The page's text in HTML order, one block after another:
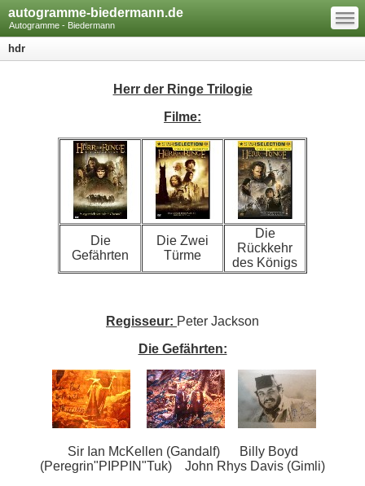
autogramme-biedermann.de
Autogramme - Biedermann
—
—
—
hdr
Herr der Ringe Trilogie
Filme:
Die
Gefährten
Die Zwei
Türme
Die
Rückkehr
des Königs
Regisseur: Peter Jackson
Die Gefährten:
Sir Ian McKellen (Gandalf) Billy Boyd
(Peregrin"PIPPIN"Tuk) John Rhys Davis (Gimli)